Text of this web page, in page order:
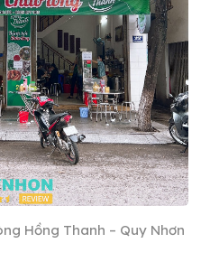
Hồng Thanh – Quy Nhơn